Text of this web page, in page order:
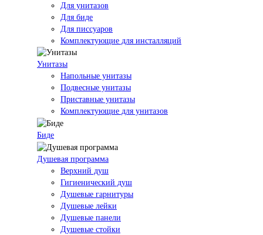
Для унитазов
Для биде
Для писсуаров
Комплектующие для инсталляций
Унитазы
Напольные унитазы
Подвесные унитазы
Приставные унитазы
Комплектующие для унитазов
Биде
Душевая программа
Верхний душ
Гигиенический душ
Душевые гарнитуры
Душевые лейки
Душевые панели
Душевые стойки